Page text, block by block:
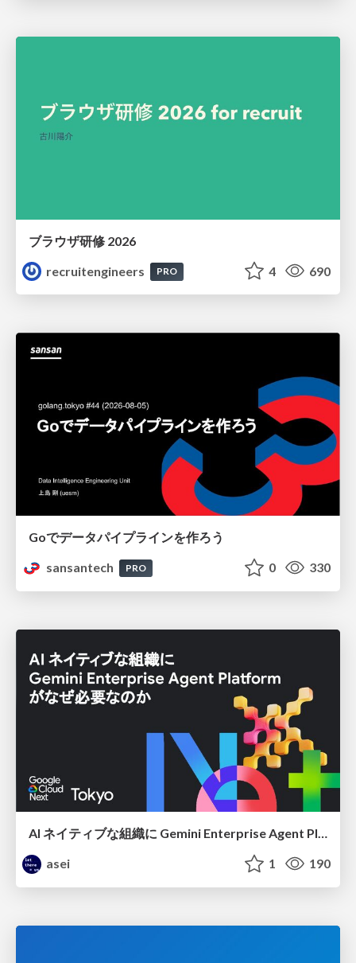
ブラウザ研修 2026
recruitengineers
PRO 4 690
Goでデータパイプラインを作ろう
sansantech
PRO 0 330
AI ネイティブな組織に Gemini Enterprise Agent Platform がなぜ必要なのか
asei
1 190